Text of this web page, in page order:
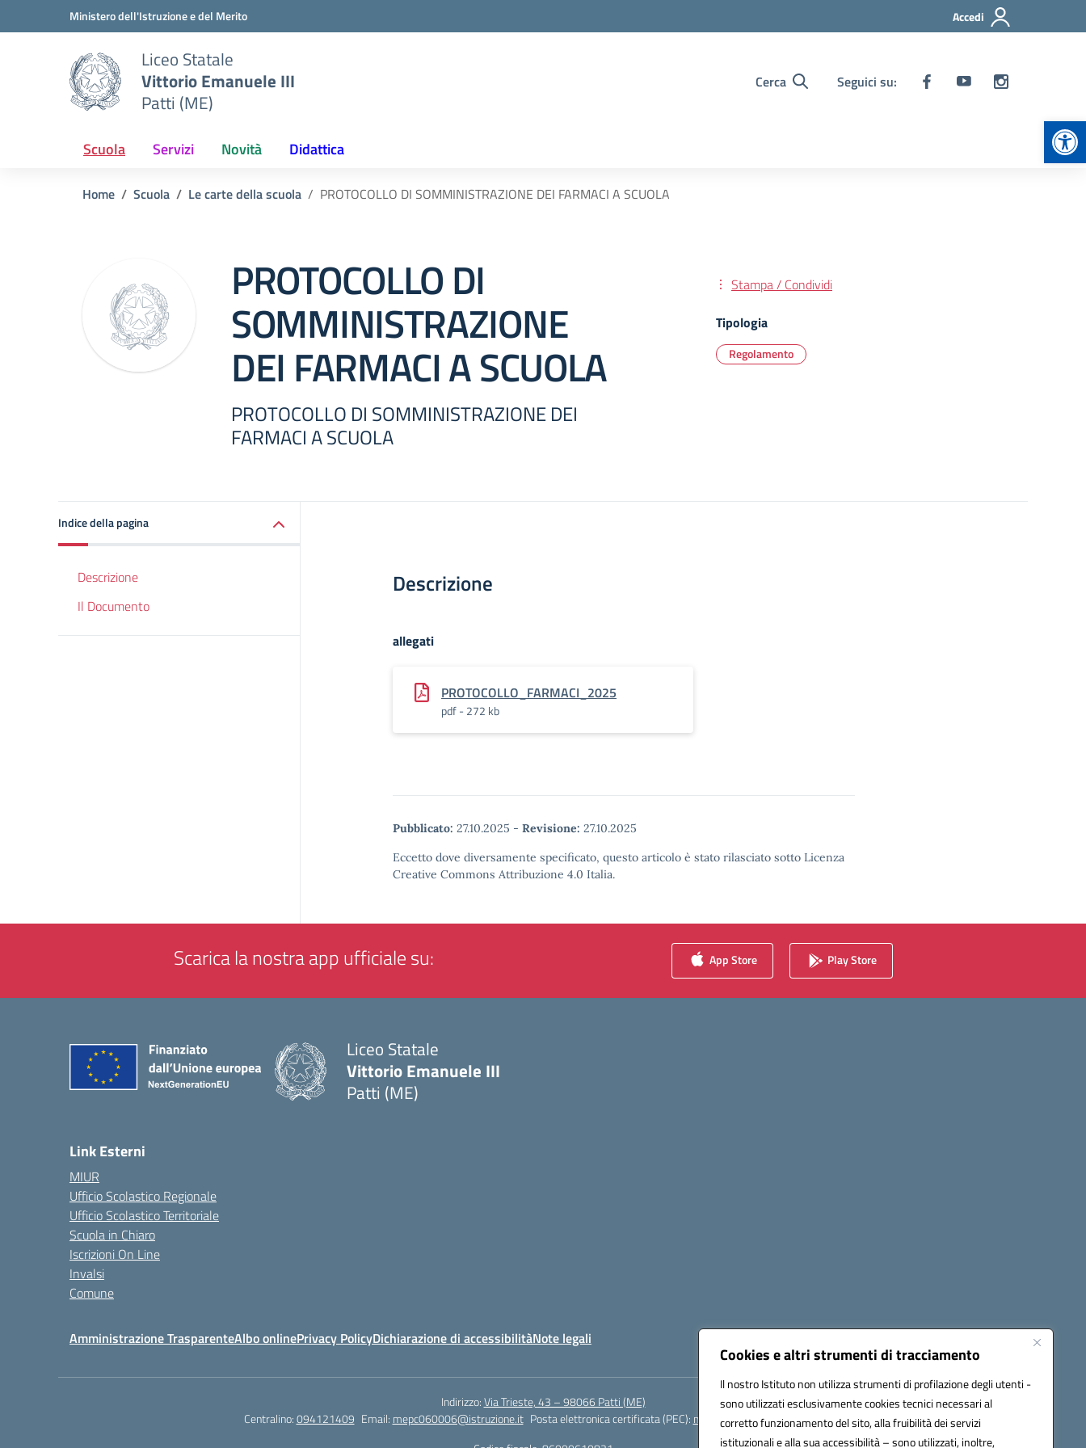
Cookies e altri strumenti di tracciamento
Il nostro Istituto non utilizza strumenti di profilazione degli utenti -
sono utilizzati esclusivamente cookies tecnici necessari al
corretto funzionamento del sito, alla fruibilità dei servizi
istituzionali e alla sua accessibilità – sono utilizzati, inoltre,
Vai ai contenuti
Vai al menu di navigazioneMinistero dell'Istruzione e del Merito Accedi
Liceo Statale
Vittorio Emanuele III
Patti (ME)
Cerca Seguici su:
Scuola Servizi Novità Didattica
Home Scuola Le carte della scuola PROTOCOLLO DI SOMMINISTRAZIONE DEI FARMACI A SCUOLA
PROTOCOLLO DI
SOMMINISTRAZIONE
DEI FARMACI A SCUOLA
PROTOCOLLO DI SOMMINISTRAZIONE DEI
FARMACI A SCUOLA
Stampa / Condividi
Tipologia
Regolamento
Indice della pagina
Descrizione
Il Documento
Descrizione
allegati
PROTOCOLLO_FARMACI_2025
pdf - 272 kb
Pubblicato: 27.10.2025 - Revisione: 27.10.2025
Eccetto dove diversamente specificato, questo articolo è stato rilasciato sotto Licenza
Creative Commons Attribuzione 4.0 Italia.
Scarica la nostra app ufficiale su: App Store Play Store
Liceo Statale
Vittorio Emanuele III
Patti (ME)
Link Esterni
MIUR
Ufficio Scolastico Regionale
Ufficio Scolastico Territoriale
Scuola in Chiaro
Iscrizioni On Line
Invalsi
Comune
Amministrazione TrasparenteAlbo onlinePrivacy PolicyDichiarazione di accessibilitàNote legali Seguici su:
Indirizzo:Via Trieste, 43 – 98066 Patti (ME)
Centralino:094121409 Email: mepc060006@istruzione.it Posta elettronica certificata (PEC): mepc060006@pec.istruzione.it